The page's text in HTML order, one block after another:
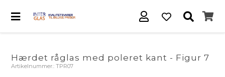
Hærdet råglas med poleret kant - Figur 7
Artikelnummer.:TPR07